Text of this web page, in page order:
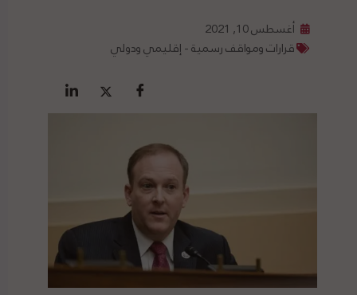
أغسطس 10, 2021
قرارات ومواقف رسمية - إقليمي ودولي